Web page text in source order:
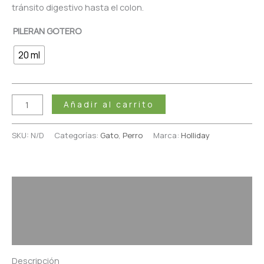
tránsito digestivo hasta el colon.
PILERAN GOTERO
20 ml
Añadir al carrito
SKU: N/D Categorías: Gato, Perro Marca: Holliday
Descripción